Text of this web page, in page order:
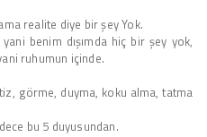
realite diye bir şey Yok.
benim dışımda hiç bir şey yok,
ruhumun içinde.
görme, duyma, koku alma, tatma
bu 5 duyusundan.